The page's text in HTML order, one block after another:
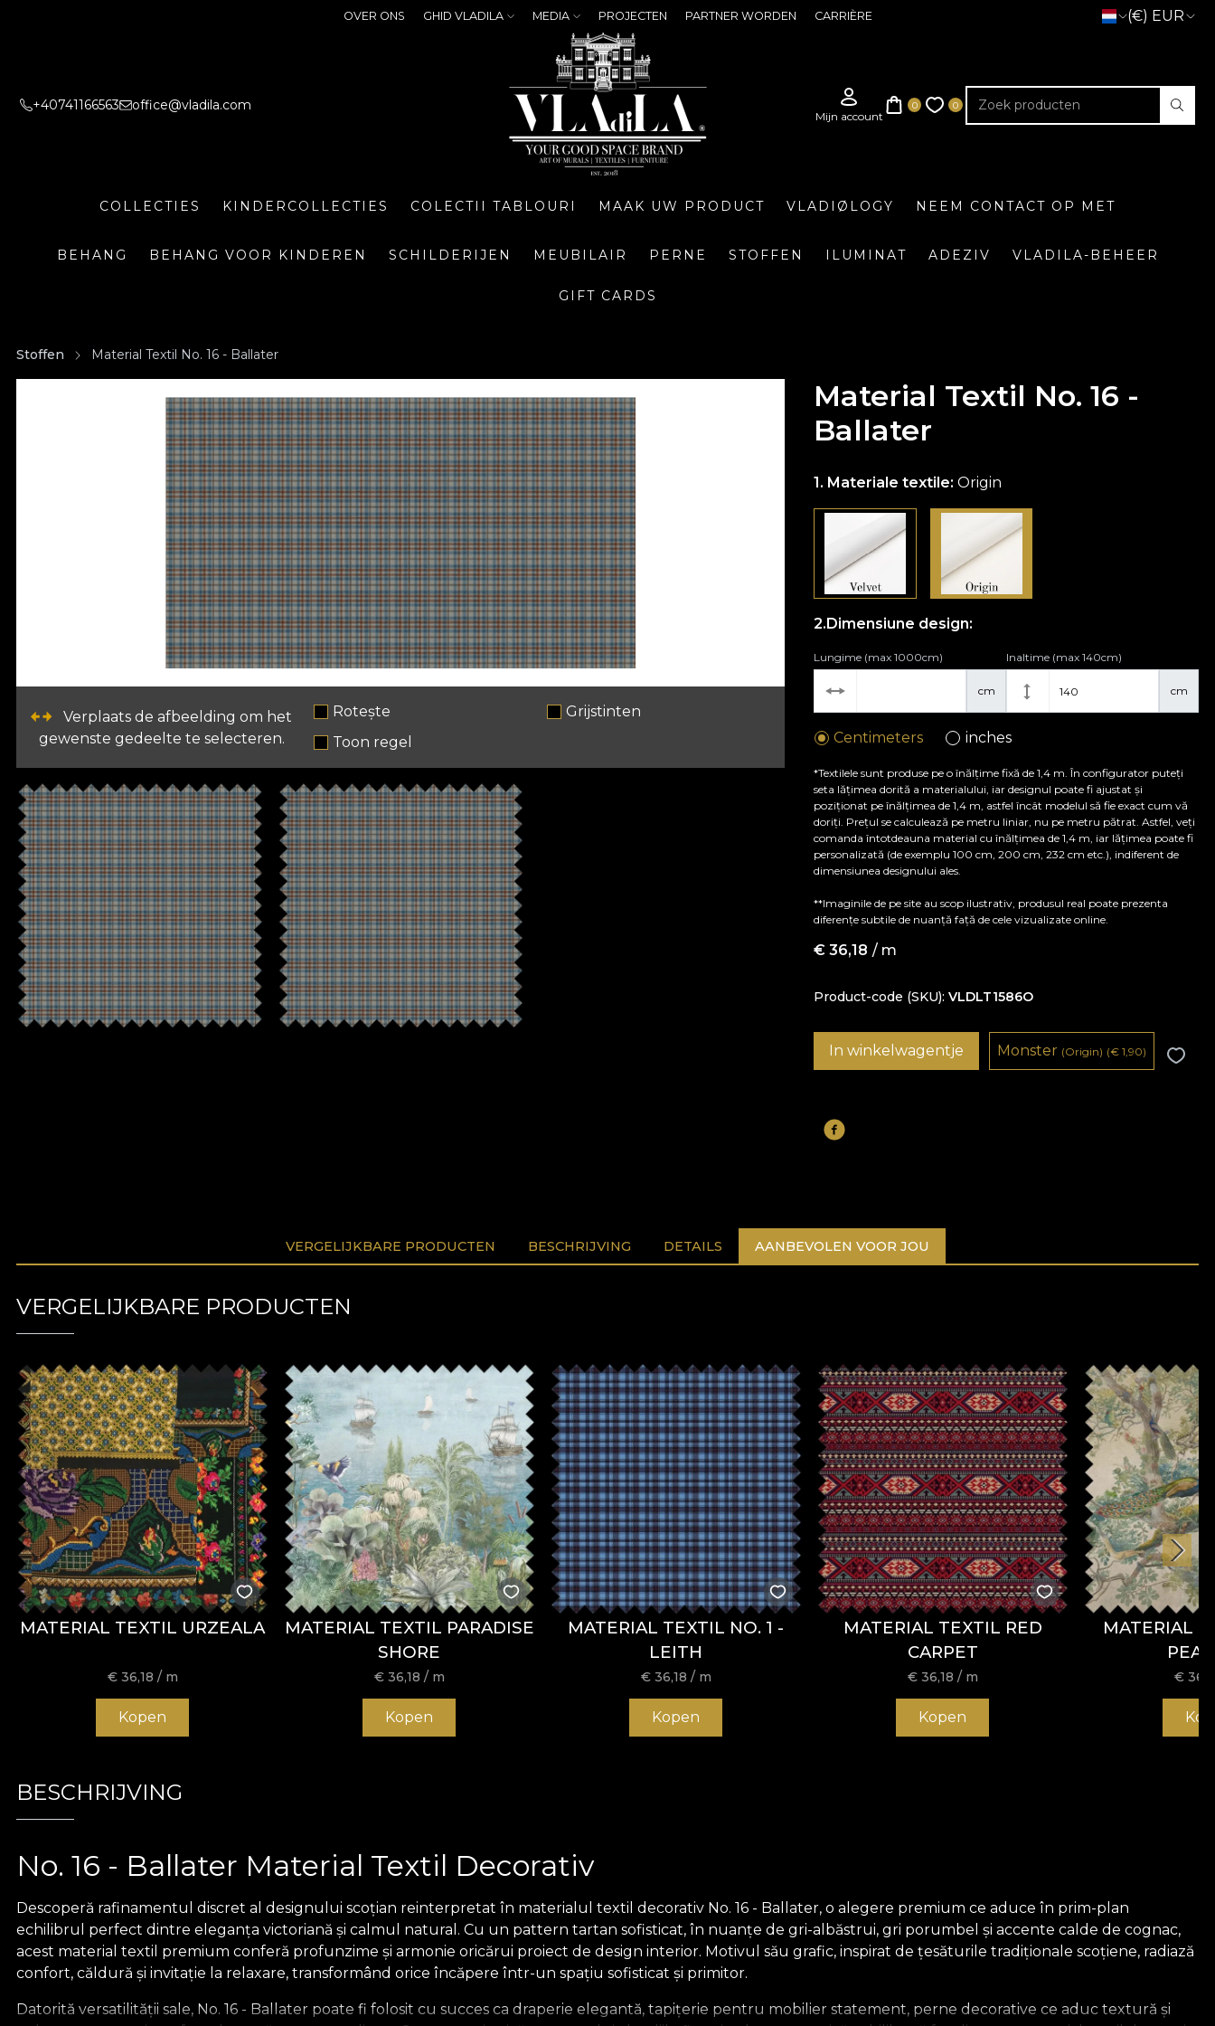
OVER ONS GHID VLADILA MEDIA PROJECTEN PARTNER WORDEN CARRIÈRE (€) EUR
+40741166563 office@vladila.com
COLLECTIES KINDERCOLLECTIES COLECTII TABLOURI MAAK UW PRODUCT VLADIØLOGY NEEM CONTACT OP MET
BEHANG BEHANG VOOR KINDEREN SCHILDERIJEN MEUBILAIR PERNE STOFFEN ILUMINAT ADEZIV VLADILA-BEHEER
GIFT CARDS
Stoffen Material Textil No. 16 - Ballater
Verplaats de afbeelding om het
gewenste gedeelte te selecteren.
Rotește
Grijstinten
Toon regel
Material Textil No. 16 -
Ballater
Materiale textile:Origin
Dimensiune design:
cm
Lungime (max 1000cm)
cm
Inaltime (max 140cm)
Centimeters inches
*Textilele sunt produse pe o înălțime fixă de 1,4 m. În configurator puteți
seta lățimea dorită a materialului, iar designul poate fi ajustat și
poziționat pe înălțimea de 1,4 m, astfel încât modelul să fie exact cum vă
doriți. Prețul se calculează pe metru liniar, nu pe metru pătrat. Astfel, veți
comanda întotdeauna material cu înălțimea de 1,4 m, iar lățimea poate fi
personalizată (de exemplu 100 cm, 200 cm, 232 cm etc.), indiferent de
dimensiunea designului ales.
**Imaginile de pe site au scop ilustrativ, produsul real poate prezenta
diferențe subtile de nuanță față de cele vizualizate online.
€36,18 / m
Product-code (SKU) VLDLT1586O
In winkelwagentje Monster (Origin) (€1,90)
VERGELIJKBARE PRODUCTEN BESCHRIJVING DETAILS AANBEVOLEN VOOR JOU
VERGELIJKBARE PRODUCTEN
MATERIAL TEXTIL URZEALA
€ 36,18 / m
Kopen
MATERIAL TEXTIL PARADISE
SHORE
€ 36,18 / m
Kopen
MATERIAL TEXTIL NO. 1 -
LEITH
€ 36,18 / m
Kopen
MATERIAL TEXTIL RED
CARPET
€ 36,18 / m
Kopen
MATERIAL
€
BESCHRIJVING
No. 16 - Ballater Material Textil Decorativ
Descoperă rafinamentul discret al designului scoțian reinterpretat în materialul textil decorativ No. 16 - Ballater, o alegere premium ce aduce în prim-plan
echilibrul perfect dintre eleganța victoriană și calmul natural. Cu un pattern tartan sofisticat, în nuanțe de gri-albăstrui, gri porumbel și accente calde de cognac,
acest material textil premium conferă profunzime și armonie oricărui proiect de design interior. Motivul său grafic, inspirat de țesăturile tradiționale scoțiene, radiază
confort, căldură și invitație la relaxare, transformând orice încăpere într-un spațiu sofisticat și primitor.
Datorită versatilității sale, No. 16 - Ballater poate fi folosit cu succes ca draperie elegantă, tapițerie pentru mobilier statement, perne decorative ce aduc textură și